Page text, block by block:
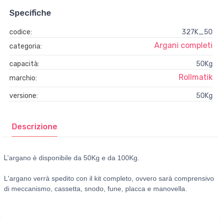
Specifiche
codice:
327K_50
categoria:
Argani completi
capacità:
50Kg
marchio:
Rollmatik
versione: 50Kg
Descrizione
L'argano è disponibile da 50Kg e da 100Kg.
L'argano verrà spedito con il kit completo, ovvero sarà comprensivo
di meccanismo, cassetta, snodo, fune, placca e manovella.